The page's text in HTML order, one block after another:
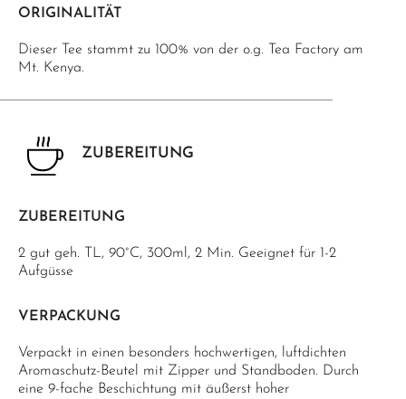
ORIGINALITÄT
Dieser Tee stammt zu 100% von der o.g. Tea Factory am
Mt. Kenya.
ZUBEREITUNG
ZUBEREITUNG
2 gut geh. TL, 90°C, 300ml, 2 Min. Geeignet für 1-2
Aufgüsse
VERPACKUNG
Verpackt in einen besonders hochwertigen, luftdichten
Aromaschutz-Beutel mit Zipper und Standboden. Durch
eine 9-fache Beschichtung mit äußerst hoher